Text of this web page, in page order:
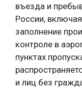
въезда и
России,
заполнение
контроле в
пунктах
и лиц без